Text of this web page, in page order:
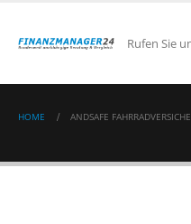
Rufen Sie
HOME ANDSAFE